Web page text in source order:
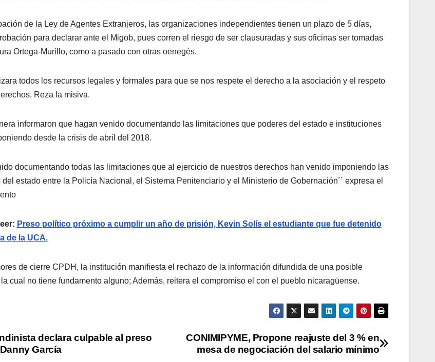
de la Ley de Agentes Extranjeros, las organizaciones independientes tienen un plazo de 5 días,
para declarar ante el Migob, pues corren el riesgo de ser clausuradas y sus oficinas ser tomadas
Ortega-Murillo, como a pasado con otras oenegés.
todos los recursos legales y formales para que se nos respete el derecho a la asociación y el respeto
Reza la misiva.
informaron que hagan venido documentando las limitaciones que poderes del estado e instituciones
desde la crisis de abril del 2018.
documentando todas las limitaciones que al ejercicio de nuestros derechos han venido imponiendo las
estado entre la Policía Nacional, el Sistema Penitenciario y el Ministerio de Gobernación´´ expresa el
Preso político próximo a cumplir un año de prisión, Kevin Solís el estudiante que fue detenido
de la UCA.
de cierre CPDH, la institución manifiesta el rechazo de la información difundida de una posible
cual no tiene fundamento alguno; Además, reitera el compromiso el con el pueblo nicaragüense.
CONIMIPYME, Propone reajuste del 3 % en
mesa de negociación del salario mínimo
declara culpable al preso
García